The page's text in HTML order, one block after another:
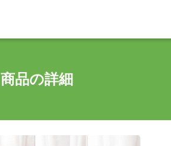
商品の詳細